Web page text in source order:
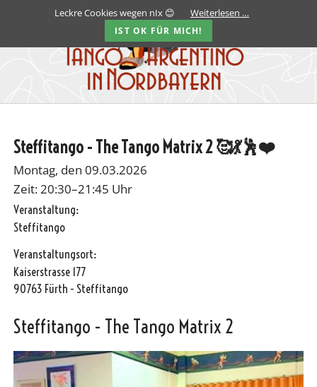
Steffitango - The Tango Matrix 2 🥰💃🕺❤️
Montag, den 09.03.2026
Zeit: 20:30–21:45 Uhr
Veranstaltung:
Steffitango
Veranstaltungsort:
Kaiserstrasse 177
90763 Fürth - Steffitango
Steffitango - The Tango Matrix 2
Leckre Cookies wegen nIx 😊 Weiterlesen …
IST OK FÜR MICH!